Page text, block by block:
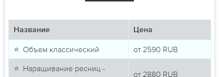
Название Цена
⭐ Объем классический от 2590 RUB
⭐ Наращивание ресниц -
от 2880 RUB